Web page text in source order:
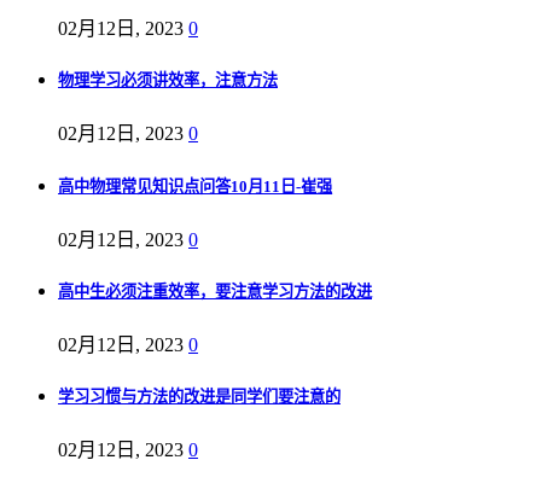
02月12日, 2023 0
物理学习必须讲效率，注意方法
02月12日, 2023 0
高中物理常见知识点问答10月11日-崔强
02月12日, 2023 0
高中生必须注重效率，要注意学习方法的改进
02月12日, 2023 0
学习习惯与方法的改进是同学们要注意的
02月12日, 2023 0